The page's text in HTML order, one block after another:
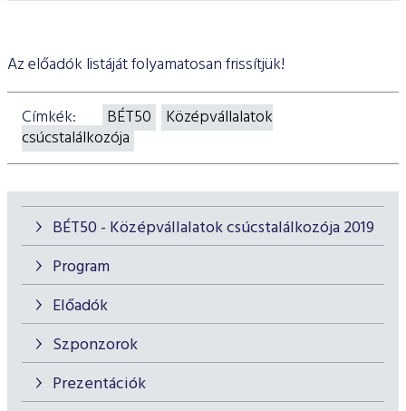
BÉT50 - Középvállalatok csúcstalálkozója 2019
Program
Előadók
Szponzorok
Prezentációk
Az előadók listáját folyamatosan frissítjük!
Címkék:
BÉT50 Középvállalatok
csúcstalálkozója